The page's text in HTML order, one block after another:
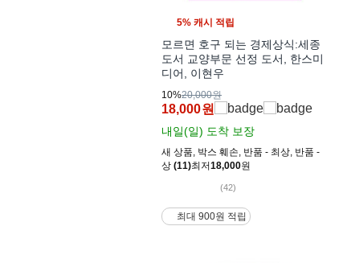
5% 캐시 적립
모르면 호구 되는 경제상식:세종
도서 교양부문 선정 도서, 한스미
디어, 이현우
10%20,000원
18,000원
내일(일) 도착 보장
새 상품, 박스 훼손, 반품 - 최상, 반품 -
상 (11)최저18,000원
(42)
최대 900원 적립